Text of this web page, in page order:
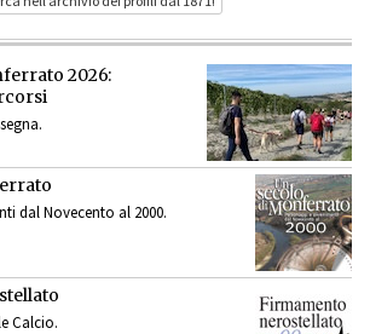
2026:
dal Novecento al 2000.
Calcio.